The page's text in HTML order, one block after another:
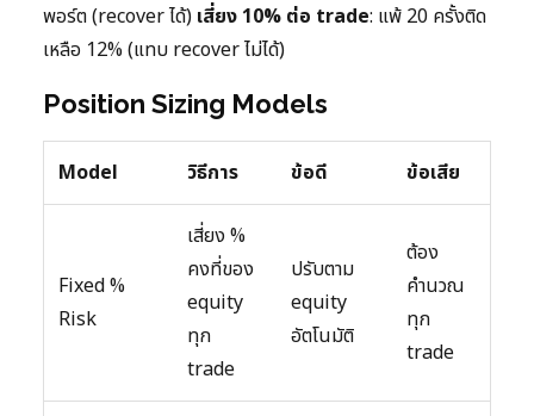
พอร์ต (recover ได้) เสี่ยง 10% ต่อ trade: แพ้ 20 ครั้งติด
เหลือ 12% (แทบ recover ไม่ได้)
Position Sizing Models
Model วิธีการ ข้อดี ข้อเสีย
Fixed %
Risk
เสี่ยง %
คงที่ของ
equity
ทุก
trade
ปรับตาม
equity
อัตโนมัติ
ต้อง
คำนวณ
ทุก
trade